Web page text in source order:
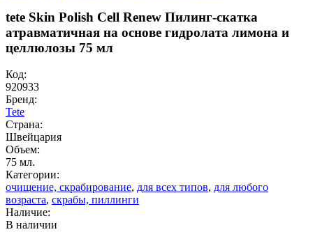
tete Skin Polish Сell Renew Пилинг-скатка
атравматичная на основе гидролата лимона и
целлюлозы 75 мл
Код:
920933
Бренд:
Tete
Страна:
Швейцария
Объем:
75 мл.
Категории:
очищение, скрабирование, для всех типов, для любого
возраста, скрабы, пиллинги
Наличие:
В наличии